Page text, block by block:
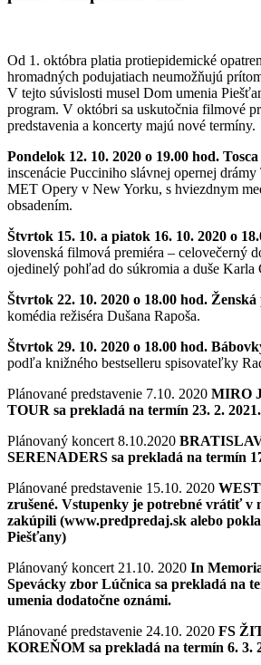
Od 1. októbra platia protiepidemické
hromadných podujatiach neumožňujú
V tejto súvislosti musel Dom umenia
program. V októbri sa uskutočnia filmové
predstavenia a koncerty majú nové termíny.
Pondelok 12. 10. 2020 o 19.00 hod. Tosca
inscenácie Pucciniho slávnej opernej
MET Opery v New Yorku, s hviezdnym
obsadením.
Štvrtok 15. 10. a piatok 16. 10. 2020 o
slovenská filmová premiéra – celovečerný
ojedinelý pohľad do súkromia a duše Karla
Štvrtok 22. 10. 2020 o 18.00 hod. Ženská
komédia režiséra Dušana Rapoša.
Štvrtok 29. 10. 2020 o 18.00 hod.
podľa knižného bestselleru spisovateľky
Plánované predstavenie 7.10. 2020 MIRO
TOUR sa prekladá na termín 23. 2. 2021.
Plánovaný koncert 8.10.2020
SERENADERS sa prekladá na termín
Plánované predstavenie 15.10. 2020
zrušené. Vstupenky je potrebné vrátiť v
zakúpili (www.predpredaj.sk alebo
Piešťany)
Plánovaný koncert 21.10. 2020 In
Spevácky zbor Lúčnica sa prekladá na
umenia dodatočne oznámi.
Plánované predstavenie 24.10. 2020 FS
KOREŇOM sa prekladá na termín 6. 3.